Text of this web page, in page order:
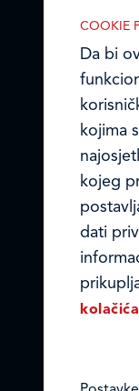
Ledo u
Online formular
Obavijest o
Privacy
© LEDO plus
COOKIE
Da bi
kojima
kojeg
dati
stranici
Nužni
Nužni